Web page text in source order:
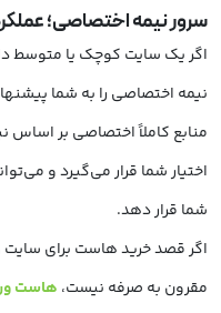
سرور نیمه اختصاصی؛
اگر یک سایت کوچک یا متوسط
نیمه اختصاصی را به شما
منابع کاملاً اختصاصی بر اساس
اختیار شما قرار می‌گیرد و
شما قرار دهد.
اگر قصد خرید هاست برای
مقرون به صرفه نیست، هاست